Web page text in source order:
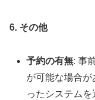
6. その他
予約の有無: 事
が可能な場合
ったシステムを